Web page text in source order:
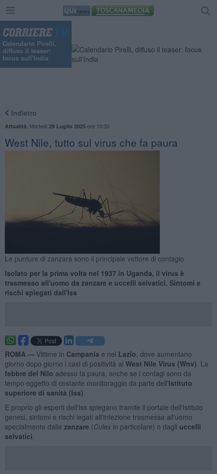
Calendario Pirelli,
diffuso il teaser:
focus sull'India
Indietro
Attualità Martedì 29 Luglio 2025ore 10:30
West Nile, tutto sul virus che fa paura
Le punture di zanzara sono il principale vettore di contagio
Isolato per la prima volta nel 1937 in Uganda, il virus è
trasmesso all'uomo da zanzare e uccelli selvatici. Sintomi e
rischi spiegati dall'Iss
ROMA — Vittime in Campania e nel Lazio dove aumentano
giorno dopo giorno i casi di positività al West Nile Virus (Wnv) . La
febbre del Nilo adesso fa paura, anche se i contagi sono da
tempo oggetto di costante monitoraggio da parte dell'Istituto
superiore di sanità (Iss)
E proprio gli esperti dell'Iss spiegano tramite il portale dell'Istituto
genesi, sintomi e rischi legati all'infezione trasmessa all'uomo
specialmente dalle zanzare (Culexin particolare) o dagli uccelli
selvatici